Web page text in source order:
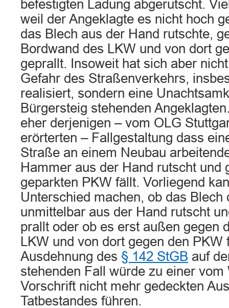
befestigten Ladung abgerutscht.
weil der Angeklagte es nicht hoch
das Blech aus der Hand rutschte,
Bordwand des LKW und von dort
geprallt. Insoweit hat sich aber
Gefahr des Straßenverkehrs,
realisiert, sondern eine
Bürgersteig stehenden
eher derjenigen – vom OLG
erörterten – Fallgestaltung dass
Straße an einem Neubau
Hammer aus der Hand rutscht und
geparkten PKW fällt. Vorliegend
Unterschied machen, ob das Blech
unmittelbar aus der Hand rutscht
prallt oder ob es erst außen gegen
LKW und von dort gegen den PKW
Ausdehnung des § 142 StGB auf
stehenden Fall würde zu einer vom
Vorschrift nicht mehr gedeckten
Tatbestandes führen.